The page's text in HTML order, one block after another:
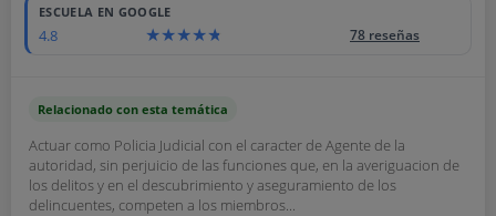
ESCUELA EN GOOGLE
4.8 78 reseñas
Relacionado con esta temática
Actuar como Policia Judicial con el caracter de Agente de la
autoridad, sin perjuicio de las funciones que, en la averiguacion de
los delitos y en el descubrimiento y aseguramiento de los
delincuentes, competen a los miembros...